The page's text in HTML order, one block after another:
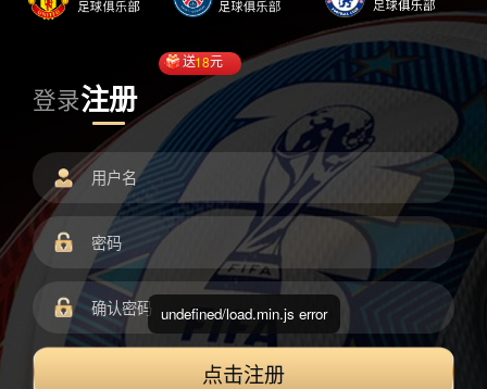
登录注册
送18元
点击注册
undefined/load.min.js error